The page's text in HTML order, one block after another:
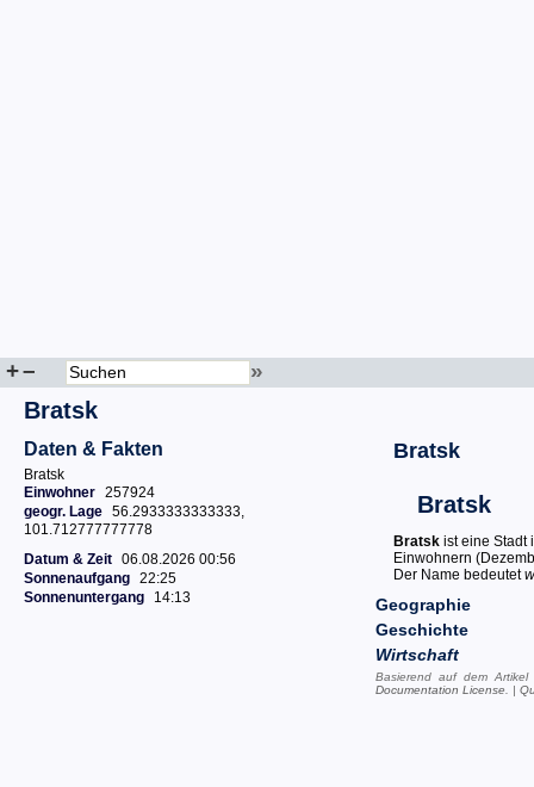
+– »
Bratsk
Daten & Fakten
Bratsk
Einwohner 257924
geogr. Lage 56.2933333333333,
101.712777777778
Datum & Zeit 06.08.2026 00:56
Sonnenaufgang 22:25
Sonnenuntergang
14:13
Bratsk
Bratsk
Bratsk ist eine Stadt
Einwohnern
Der Name bedeutet
Geographie
Geschichte
Wirtschaft
Basierend auf dem Artikel
Documentation License . |